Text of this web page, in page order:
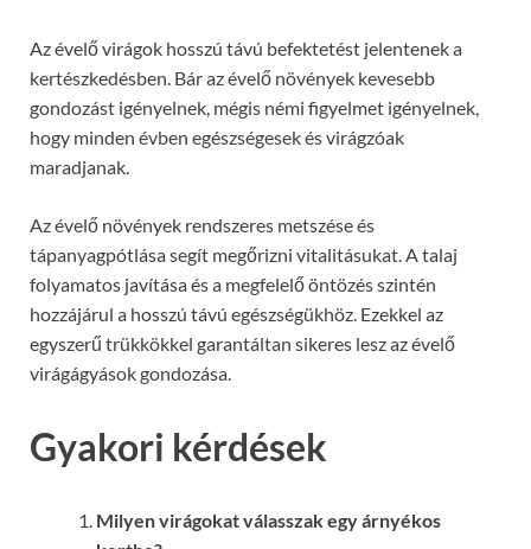
Az évelő virágok hosszú távú befektetést jelentenek a
kertészkedésben. Bár az évelő növények kevesebb
gondozást igényelnek, mégis némi figyelmet igényelnek,
hogy minden évben egészségesek és virágzóak
maradjanak.
Az évelő növények rendszeres metszése és
tápanyagpótlása segít megőrizni vitalitásukat. A talaj
folyamatos javítása és a megfelelő öntözés szintén
hozzájárul a hosszú távú egészségükhöz. Ezekkel az
egyszerű trükkökkel garantáltan sikeres lesz az évelő
virágágyások gondozása.
Gyakori kérdések
Milyen virágokat válasszak egy árnyékos